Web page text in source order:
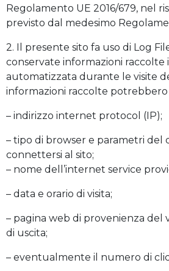
Regolamento UE 2016/679, nel
previsto dal medesimo
2. Il presente sito fa uso di Log
conservate informazioni raccolte
automatizzata durante le visite
informazioni raccolte potrebbero
– indirizzo internet protocol (IP);
– tipo di browser e parametri del
connettersi al sito;
– nome dell’internet service
– data e orario di visita;
– pagina web di provenienza del
di uscita;
– eventualmente il numero di